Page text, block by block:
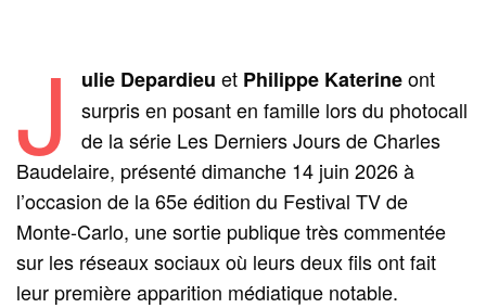
J ulie Depardieu et Philippe Katerineont
surpris en posant en famille lors du photocall
de la série Les Derniers Jours de Charles
Baudelaire, présenté dimanche 14 juin 2026 à
l’occasion de la 65e édition du Festival TV de
Monte‑Carlo, une sortie publique très commentée
sur les réseaux sociaux où leurs deux fils ont fait
leur première apparition médiatique notable.